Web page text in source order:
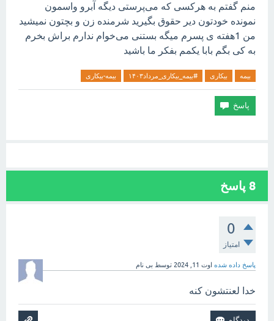
منم گفتم به هرکسی که می‌پرستی دیگه آبرو واسمون
نمونده خودتون دیر حقوق بگیرید شرمنده زن و بچتون نمیشید
من 1هفته ی پسرم میگه بستنی می‌خوام ندارم براش بخرم
به کی بگم بابا یکمم بفکر ما باشید
بیمه بیکاری #بیمه_بیکاری_مرداد۱۴۰۳ بیمه-بیکاری
8 پاسخ
0
امتیاز
پاسخ داده شده اوت 11, 2024 توسط بی نام
خدا لعنتشون کنه